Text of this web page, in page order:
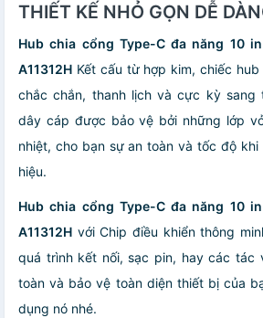
THIẾT KẾ NHỎ GỌN DỄ
Hub chia cổng Type-C đa năng 10
A11312H Kết cấu từ hợp kim, chiếc
chắc chắn, thanh lịch và cực kỳ sang
dây cáp được bảo vệ bởi những lớp
nhiệt, cho bạn sự an toàn và tốc độ
hiệu.
Hub chia cổng Type-C đa năng 10
A11312H với Chip điều khiển thông
quá trình kết nối, sạc pin, hay các tác
toàn và bảo vệ toàn diện thiết bị của
dụng nó nhé.